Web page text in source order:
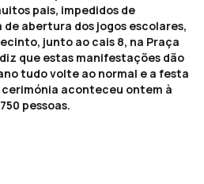
pais, impedidos de
abertura dos jogos escolares,
junto ao cais 8, na Praça
que estas manifestações dão
tudo volte ao normal e a festa
cerimónia aconteceu ontem à
pessoas.